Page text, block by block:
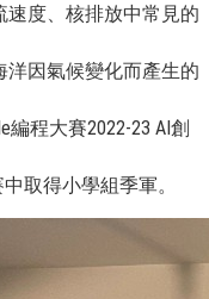
度、核排放中常見的
因氣候變化而產生的
程大賽2022-23 AI創
取得小學組季軍。